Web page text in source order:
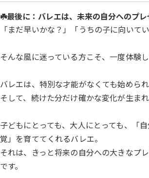
☘️最後に：バレエは、未来の自分へのプレ
「まだ早いかな？」「うちの子に向いて
そんな風に迷っている方こそ、一度体験
バレエは、特別な才能がなくても始められ
そして、続けた分だけ確かな変化が生まれ
子どもにとっても、大人にとっても、「
覚」を育ててくれるバレエ。
それは、きっと将来の自分への大きなプ
です。